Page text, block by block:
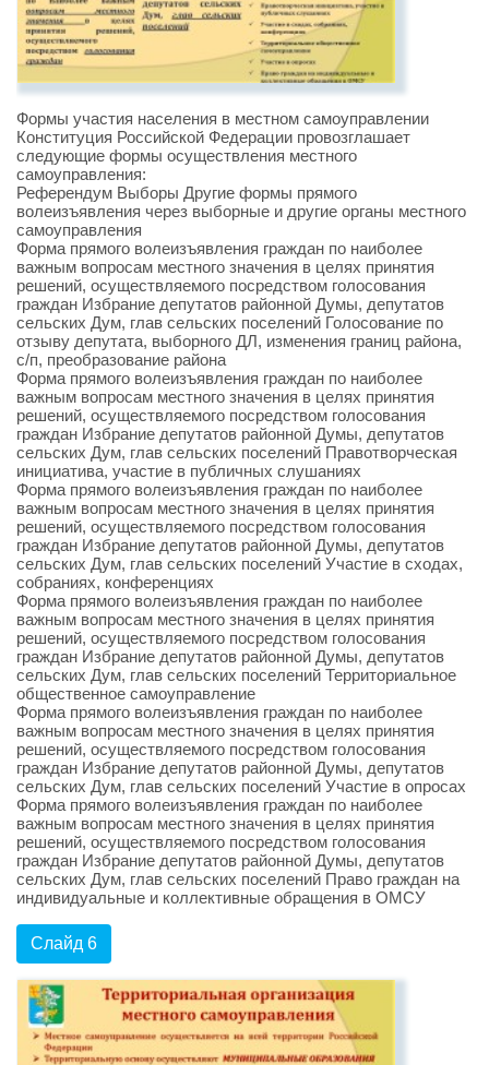
Формы участия населения в местном самоуправлении
Конституция Российской Федерации провозглашает
следующие формы осуществления местного
самоуправления:
Референдум Выборы Другие формы прямого
волеизъявления через выборные и другие органы местного
самоуправления
Форма прямого волеизъявления граждан по наиболее
важным вопросам местного значения в целях принятия
решений, осуществляемого посредством голосования
граждан Избрание депутатов районной Думы, депутатов
сельских Дум, глав сельских поселений Голосование по
отзыву депутата, выборного ДЛ, изменения границ района,
с/п, преобразование района
Форма прямого волеизъявления граждан по наиболее
важным вопросам местного значения в целях принятия
решений, осуществляемого посредством голосования
граждан Избрание депутатов районной Думы, депутатов
сельских Дум, глав сельских поселений Правотворческая
инициатива, участие в публичных слушаниях
Форма прямого волеизъявления граждан по наиболее
важным вопросам местного значения в целях принятия
решений, осуществляемого посредством голосования
граждан Избрание депутатов районной Думы, депутатов
сельских Дум, глав сельских поселений Участие в сходах,
собраниях, конференциях
Форма прямого волеизъявления граждан по наиболее
важным вопросам местного значения в целях принятия
решений, осуществляемого посредством голосования
граждан Избрание депутатов районной Думы, депутатов
сельских Дум, глав сельских поселений Территориальное
общественное самоуправление
Форма прямого волеизъявления граждан по наиболее
важным вопросам местного значения в целях принятия
решений, осуществляемого посредством голосования
граждан Избрание депутатов районной Думы, депутатов
сельских Дум, глав сельских поселений Участие в опросах
Форма прямого волеизъявления граждан по наиболее
важным вопросам местного значения в целях принятия
решений, осуществляемого посредством голосования
граждан Избрание депутатов районной Думы, депутатов
сельских Дум, глав сельских поселений Право граждан на
индивидуальные и коллективные обращения в ОМСУ
Слайд 6